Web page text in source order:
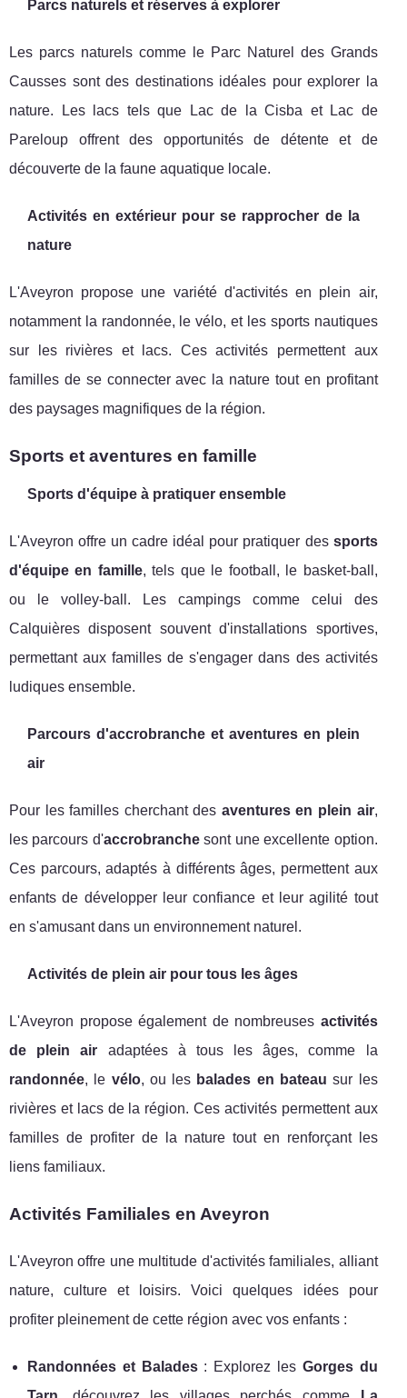
Parcs naturels et réserves à explorer
Les parcs naturels comme le Parc Naturel des Grands
Causses sont des destinations idéales pour explorer la
nature. Les lacs tels que Lac de la Cisba et Lac de
Pareloup offrent des opportunités de détente et de
découverte de la faune aquatique locale.
Activités en extérieur pour se rapprocher de la
nature
L'Aveyron propose une variété d'activités en plein air,
notamment la randonnée, le vélo, et les sports nautiques
sur les rivières et lacs. Ces activités permettent aux
familles de se connecter avec la nature tout en profitant
des paysages magnifiques de la région.
Sports et aventures en famille
Sports d'équipe à pratiquer ensemble
L'Aveyron offre un cadre idéal pour pratiquer des sports
d'équipe en famille, tels que le football, le basket-ball,
ou le volley-ball. Les campings comme celui des
Calquières disposent souvent d'installations sportives,
permettant aux familles de s'engager dans des activités
ludiques ensemble.
Parcours d'accrobranche et aventures en plein
air
Pour les familles cherchant des aventures en plein air,
les parcours d'accrobranchesont une excellente option.
Ces parcours, adaptés à différents âges, permettent aux
enfants de développer leur confiance et leur agilité tout
en s'amusant dans un environnement naturel.
Activités de plein air pour tous les âges
L'Aveyron propose également de nombreuses activités
de plein air adaptées à tous les âges, comme la
randonnée, le vélo, ou les balades en bateau sur les
rivières et lacs de la région. Ces activités permettent aux
familles de profiter de la nature tout en renforçant les
liens familiaux.
Activités Familiales en Aveyron
L'Aveyron offre une multitude d'activités familiales, alliant
nature, culture et loisirs. Voici quelques idées pour
profiter pleinement de cette région avec vos enfants :
Randonnées et Balades: Explorez les Gorges du